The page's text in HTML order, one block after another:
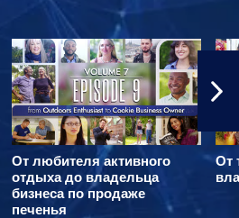
От любителя активного
отдыха до владельца
бизнеса по продаже
печенья
От